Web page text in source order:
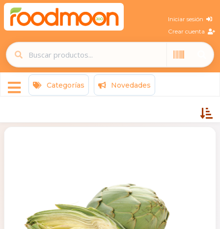
Iniciar sesión
Crear cuenta
Categorías Novedades